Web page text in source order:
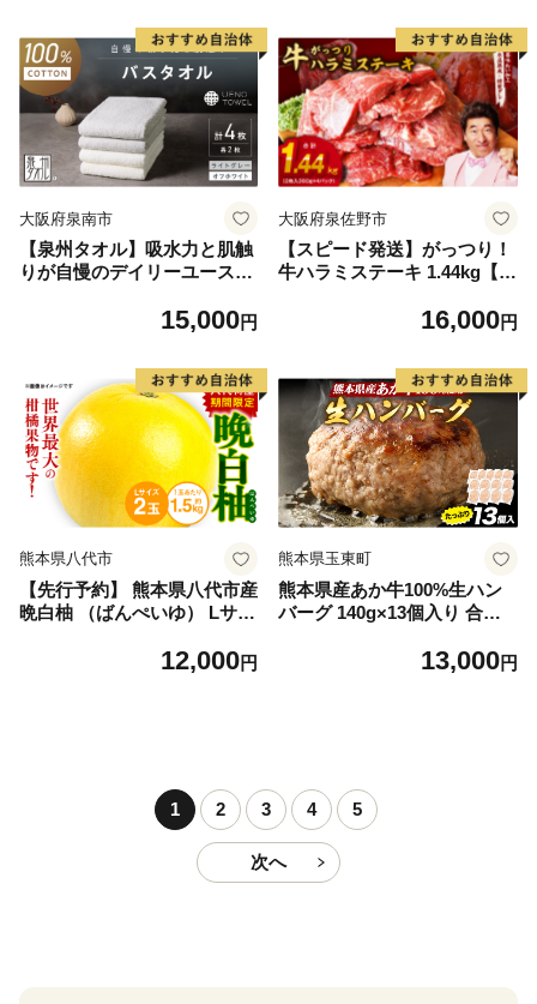
直送 】
大阪府泉南市
【泉州タオル】吸水力と肌触
りが自慢のデイリーユースバ
トグレー 4枚【配送不可地
15,000円
大阪府泉佐野市
【スピード発送】がっつり！
牛ハラミステーキ 1.44kg【氷
g×4パック 牛肉 すてーき 焼
16,000円
熊本県八代市
【先行予約】 熊本県八代市産
晩白柚 （ばんぺいゆ） Lサイ
もの フルーツ おやつ 特産 熊
12,000円
熊本県玉東町
熊本県産あか牛100%生ハン
バーグ 140g×13個入り 合計1
に出荷予定(土日祝除く)》熊
13,000円
1 2 3 4 5
次へ